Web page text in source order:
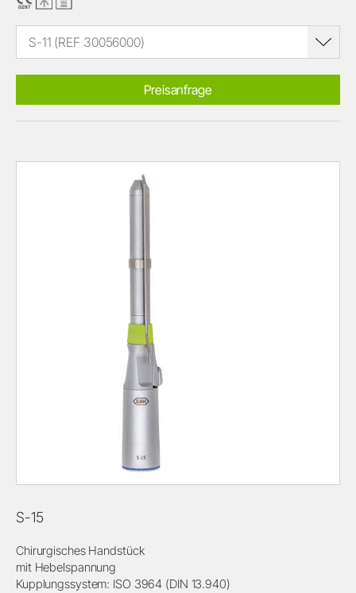
S-11 (REF 30056000)
Preisanfrage
S-15
Chirurgisches Handstück
mit Hebelspannung
Kupplungssystem: ISO 3964 (DIN 13.940)